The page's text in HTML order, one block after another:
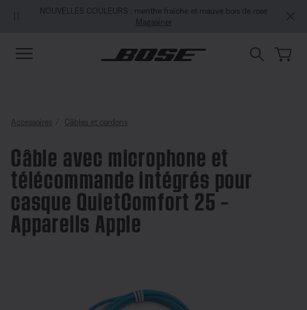
Aller au contenu principal
Passer au Clavardage de soutien
Aller au contenu du pied de page
Passer à la Déclaration d’accessibilité UNE
NOUVELLES COULEURS : menthe fraîche et mauve bois de rose
Magasiner
Accessoires Câbles et cordons
Câble avec microphone et
télécommande intégrés pour
casque QuietComfort 25 –
Appareils Apple